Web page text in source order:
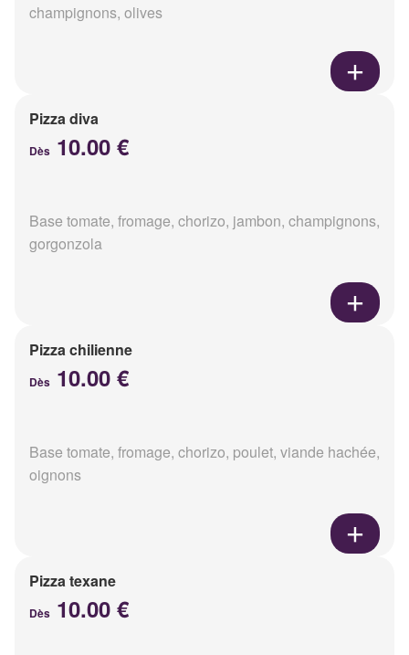
champignons, olives
Pizza diva
Dès 10.00 €
Base tomate, fromage, chorizo, jambon, champignons,
gorgonzola
Pizza chilienne
Dès 10.00 €
Base tomate, fromage, chorizo, poulet, viande hachée,
oignons
Pizza texane
Dès 10.00 €